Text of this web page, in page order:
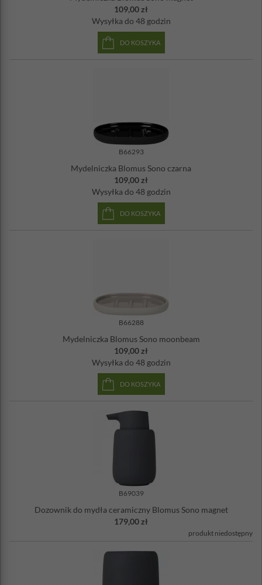
109,00 zł
Wysyłka do 48 godzin
DO KOSZYKA
B66293
Mydelniczka Blomus Sono czarna
109,00 zł
Wysyłka do 48 godzin
DO KOSZYKA
B66288
Mydelniczka Blomus Sono moonbeam
109,00 zł
Wysyłka do 48 godzin
DO KOSZYKA
B69039
Dozownik do mydła ceramiczny Blomus Sono magnet
179,00 zł
produkt niedostępny